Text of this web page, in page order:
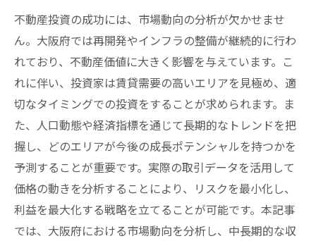
不動産投資の成功には、市場動向の分析が欠かせませ
ん。大阪府では再開発やインフラの整備が継続的に行わ
れており、不動産価値に大きく影響を与えています。こ
れに伴い、投資家は賃貸需要の高いエリアを見極め、適
切なタイミングでの投資をすることが求められます。ま
た、人口動態や経済指標を通じて長期的なトレンドを把
握し、どのエリアが今後の成長ポテンシャルを持つかを
予測することが重要です。実際の取引データを活用して
価格の動きを分析することにより、リスクを最小化し、
利益を最大化する戦略を立てることが可能です。本記事
では、大阪府における市場動向を分析し、中長期的な収